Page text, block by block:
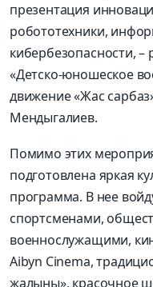
презентация
робототехники,
кибербезопасности, –
«Детско-юношеское
движение «Жас
Мендыгалиев.
Помимо этих
подготовлена яркая
программа. В нее
спортсменами,
военнослужащими,
Aibyn Cinema,
жалыны», красочное